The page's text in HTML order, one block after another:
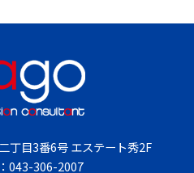
丁目3番6号 エステート秀2F
043-306-2007